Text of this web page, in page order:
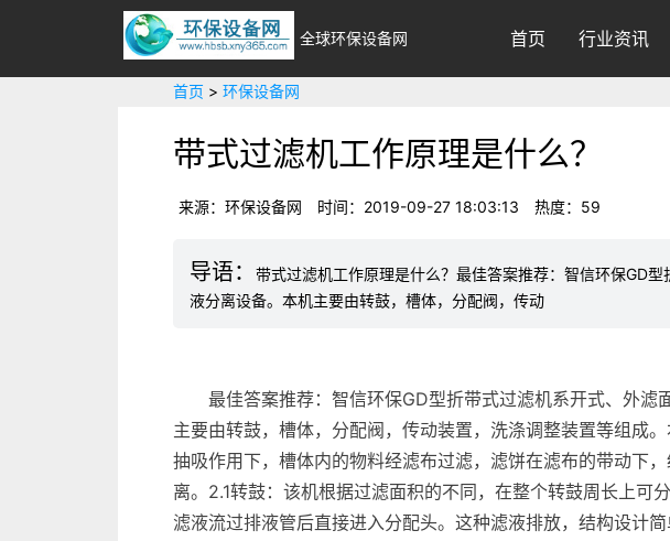
全球环保设备网 首页 行业资讯
首页 > 环保设备网
带式过滤机工作原理是什么？
来源：环保设备网 时间：2019-09-27 18:03:13 热度：59
带式过滤机工作原理是什么？最佳答案推荐：智信环保GD
液分离设备。本机主要由转鼓，槽体，分配阀，传动
最佳答案推荐：智信环保GD型折带式过滤机系开式、外
主要由转鼓，槽体，分配阀，传动装置，洗涤调整装置等组成
抽吸作用下，槽体内的物料经滤布过滤，滤饼在滤布的带动下
离。2.1转鼓：该机根据过滤面积的不同，在整个转鼓周长上可
滤液流过排液管后直接进入分配头。这种滤液排放，结构设计